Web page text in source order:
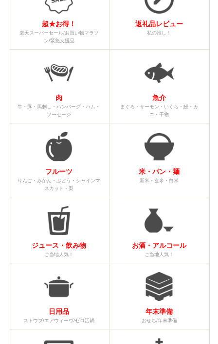
超★お得！
楽天スーパーセール/お買い物マラソ
ン/緊急支援品
返礼品レビュー
私の推し！
肉
牛・豚・馬刺し・ハンバーグ・ハム・
ソーセージ
魚介
まぐろ・サーモン・いくら・鰻・カ
ニ・干物
フルーツ
りんご・みかん・ぶどう・シャインマ
スカット・梨
米・パン・麺
新米・玄米・白米
ジュース・飲み物
ご当地人気！
お酒・アルコール
ご当地人気！
日用品
ストウブ/エアウィーヴ/ゼロ活鍋
年末準備
おせち/年末準備